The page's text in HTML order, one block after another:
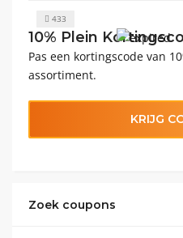
433
10% Plein
Pas een kortingscode van
assortiment.
KRIJG
Zoek coupons